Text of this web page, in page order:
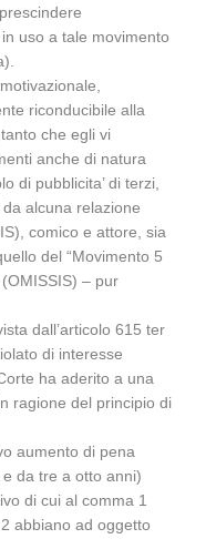
uso a tale movimento
riconducibile alla
che egli vi
anche di natura
di pubblicita’ di terzi,
alcuna relazione
comico e attore, sia
del “Movimento 5
– pur
dall’articolo 615 ter
di interesse
ha aderito a una
ragione del principio di
aumento di pena
da tre a otto anni)
di cui al comma 1
abbiano ad oggetto